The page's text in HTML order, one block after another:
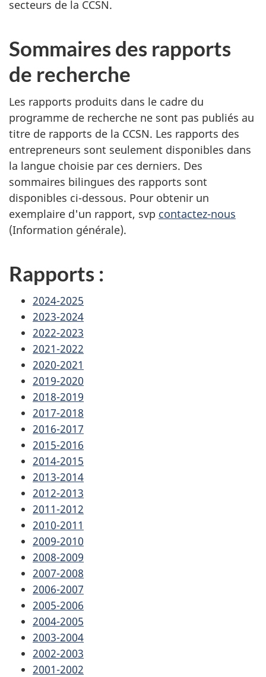
secteurs de la CCSN.
Sommaires des rapports
de recherche
Les rapports produits dans le cadre du
programme de recherche ne sont pas publiés au
titre de rapports de la CCSN. Les rapports des
entrepreneurs sont seulement disponibles dans
la langue choisie par ces derniers. Des
sommaires bilingues des rapports sont
disponibles ci-dessous. Pour obtenir un
exemplaire d'un rapport, svp contactez-nous
(Information générale).
Rapports :
2024-2025
2023-2024
2022-2023
2021-2022
2020-2021
2019-2020
2018-2019
2017-2018
2016-2017
2015-2016
2014-2015
2013-2014
2012-2013
2011-2012
2010-2011
2009-2010
2008-2009
2007-2008
2006-2007
2005-2006
2004-2005
2003-2004
2002-2003
2001-2002